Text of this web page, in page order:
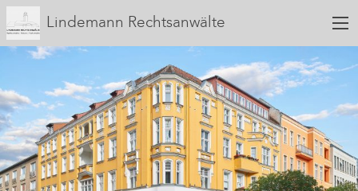
Lindemann Rechtsanwälte